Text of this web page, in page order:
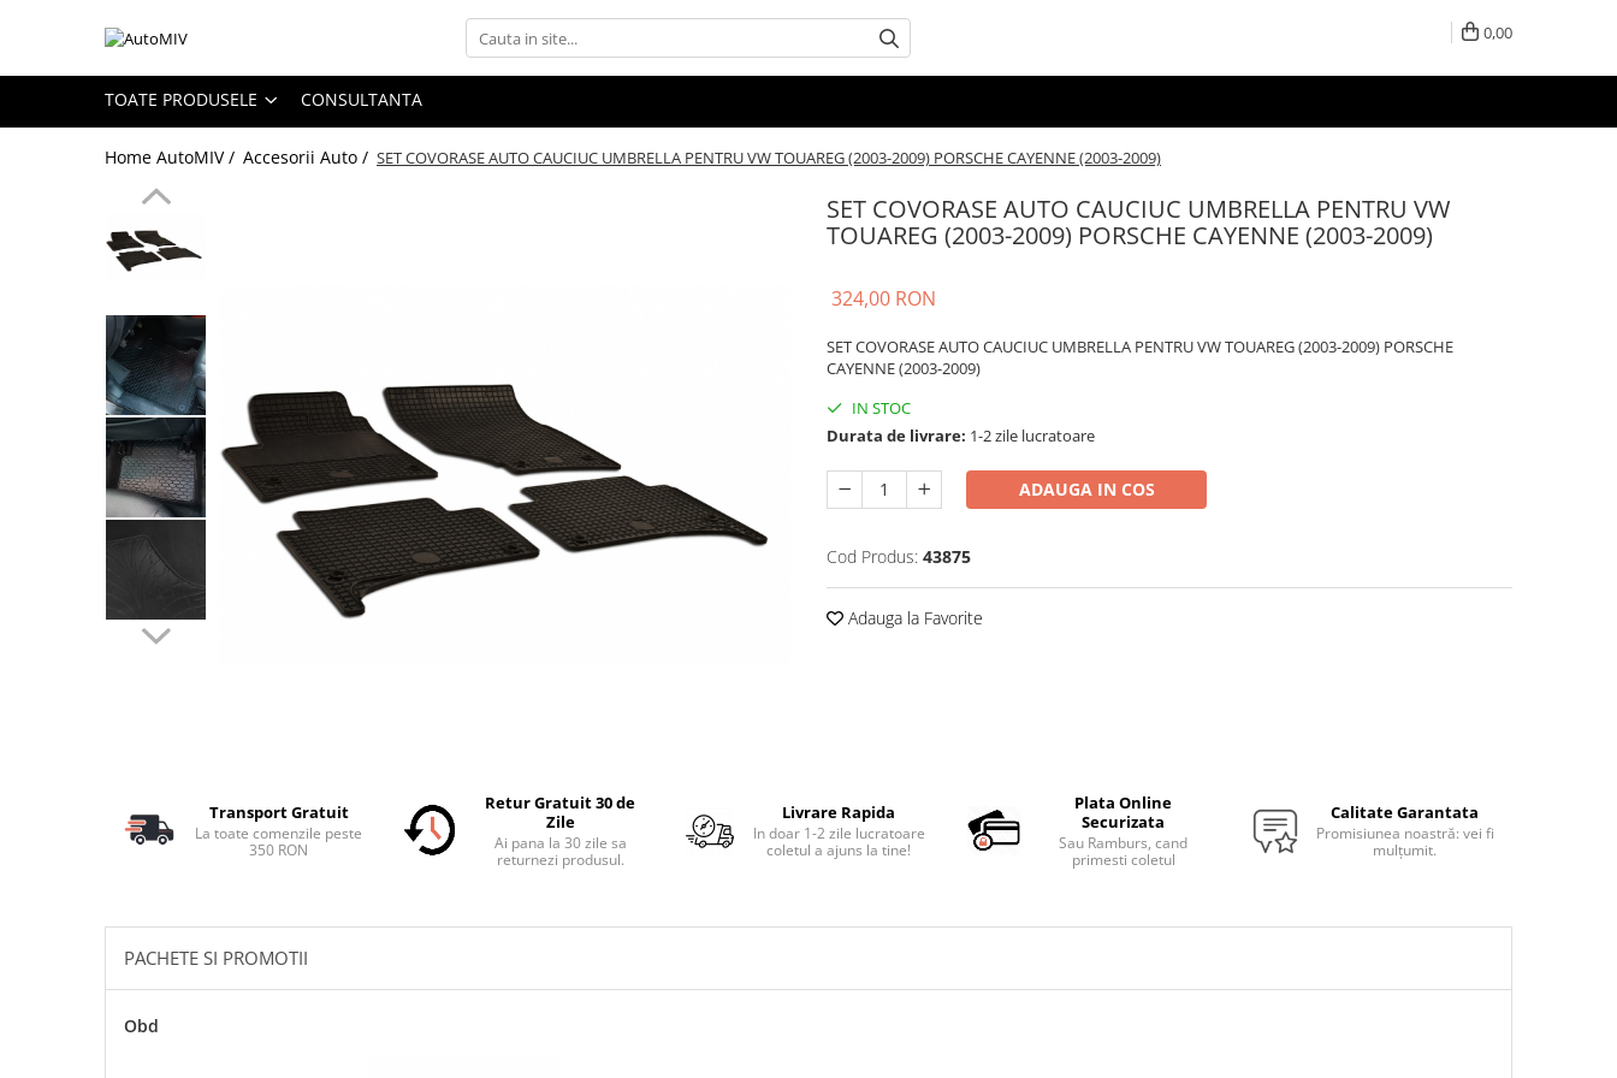
Toate Produsele
Oferta Saptamanii
Bloc Lumini
Butoane Reglare Oglinzi
Butoane Blocare/Deblocare
Buton Frana
Buton Clapeta Rezervor
Buton Portbagaj
Alte Butoane/Comutatoare
Butoane Semnalizare
Schimbatoare Viteze
Accesorii Auto Exterior
Tavite Portbagaj Dedicate
Covorase Auto/ Presuri Auto
Seturi Interior
Accesorii Siguranta Auto
0,00
TOATE PRODUSELE CONSULTANTA
Home AutoMIV / Accesorii Auto / SET COVORASE AUTO CAUCIUC UMBRELLA PENTRU VW TOUAREG (2003-2009) PORSCHE CAYENNE (2003-2009)
SET COVORASE AUTO CAUCIUC UMBRELLA PENTRU VW
TOUAREG (2003-2009) PORSCHE CAYENNE (2003-2009)
324,00 RON
SET COVORASE AUTO CAUCIUC UMBRELLA PENTRU VW TOUAREG (2003-2009) PORSCHE
CAYENNE (2003-2009)
IN STOC
Durata de livrare: 1-2 zile lucratoare
ADAUGA IN COS
Cod Produs: 43875
Adauga la Favorite
Transport Gratuit
La toate comenzile peste
350 RON
Retur Gratuit 30 de
Zile
Ai pana la 30 zile sa
returnezi produsul.
Livrare Rapida
In doar 1-2 zile lucratoare
coletul a ajuns la tine!
Plata Online
Securizata
Sau Ramburs, cand
primesti coletul
Calitate Garantata
Promisiunea noastră: vei fi
mulțumit.
PACHETE SI PROMOTII
Obd